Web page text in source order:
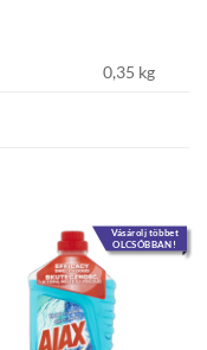
0,35 kg
Vásárolj többet
OLCSÓBBAN!